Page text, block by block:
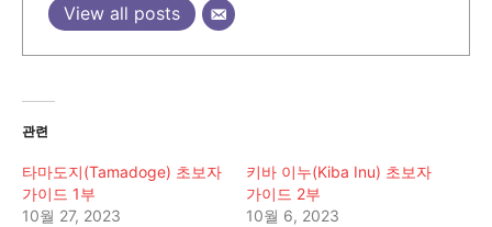
View all posts
관련
타마도지(Tamadoge) 초보자
가이드 1부
10월 27, 2023
키바 이누(Kiba Inu) 초보자
가이드 2부
10월 6, 2023